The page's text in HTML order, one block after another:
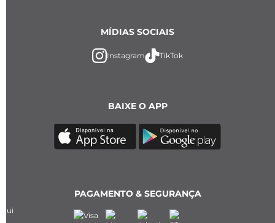
BAIXE O APP
MÍDIAS SOCIAIS
Instagram TikTok
PAGAMENTO & SEGURANÇA